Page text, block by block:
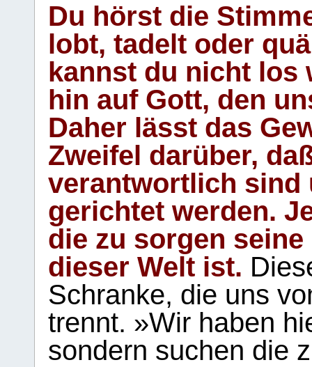
Du hörst die
lobt, tadelt oder
kannst du nicht los
hin auf Gott, den
Daher lässt das
Zweifel darüber,
verantwortlich sind
gerichtet werden.
die zu sorgen
dieser Welt ist.
Schranke, die uns
trennt. »Wir haben
sondern suchen die